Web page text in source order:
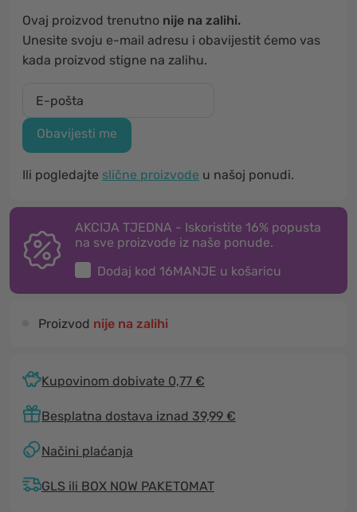
Ovaj proizvod trenutno nije na zalihi.
Unesite svoju e-mail adresu i obavijestit ćemo vas
kada proizvod stigne na zalihu.
Obavijesti me
Ili pogledajte slične proizvode u našoj ponudi.
AKCIJA TJEDNA - Iskoristite 16% popusta
na sve proizvode iz naše ponude.
Dodaj kod 16MANJE u košaricu
Proizvod nije na zalihi
Kupovinom dobivate 0,77 €
Besplatna dostava iznad 39,99 €
Načini plaćanja
GLS ili BOX NOW PAKETOMAT